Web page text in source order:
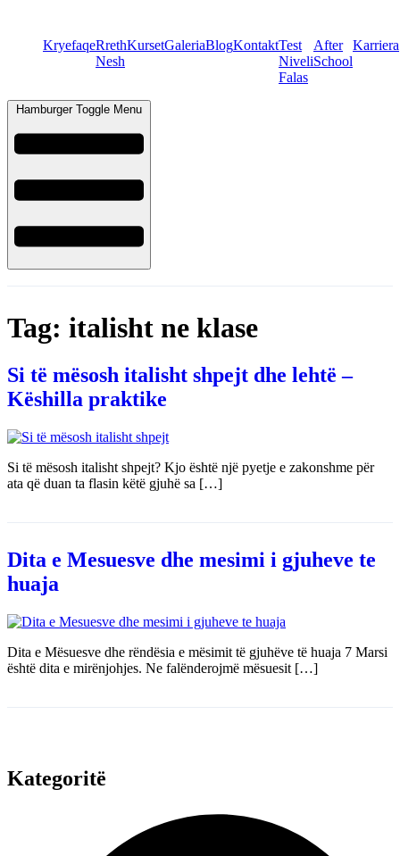
KryefaqeRreth
Nesh
KursetGaleriaBlogKontaktTest
Niveli
Falas
After
School
Karriera
Hamburger Toggle Menu
Tag: italisht ne klase
Si të mësosh italisht shpejt dhe lehtë –
Këshilla praktike
Si të mësosh italisht shpejt? Kjo është një pyetje e zakonshme për
ata që duan ta flasin këtë gjuhë sa […]
Dita e Mesuesve dhe mesimi i gjuheve te
huaja
Dita e Mësuesve dhe rëndësia e mësimit të gjuhëve të huaja 7 Marsi
është dita e mirënjohjes. Ne falënderojmë mësuesit […]
Kategoritë